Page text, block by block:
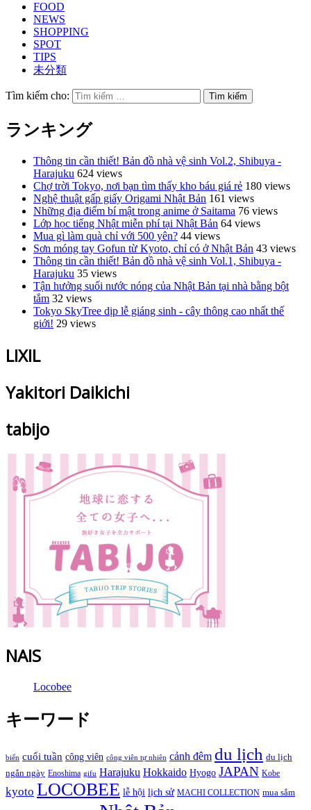
FOOD
NEWS
SHOPPING
SPOT
TIPS
未分類
Tìm kiếm cho:
ランキング
Thông tin cần thiết! Bản đồ nhà vệ sinh Vol.2, Shibuya -
Harajuku 624 views
Chợ trời Tokyo, nơi bạn tìm thấy kho báu giá rẻ 180 views
Nghệ thuật gấp giấy Origami Nhật Bản 161 views
Những địa điểm bí mật trong anime ở Saitama 76 views
Lớp học tiếng Nhật miễn phí tại Nhật Bản 64 views
Mua gì làm quà chỉ với 500 yên? 44 views
Sơn móng tay Gofun từ Kyoto, chỉ có ở Nhật Bản 43 views
Thông tin cần thiết! Bản đồ nhà vệ sinh Vol.1, Shibuya -
Harajuku 35 views
Tận hưởng suối nước nóng của Nhật Bản tại nhà bằng bột
tắm 32 views
Tokyo SkyTree dịp lễ giáng sinh - cây thông cao nhất thế
giới! 29 views
LIXIL
Yakitori Daikichi
tabijo
NAIS
Locobee
キーワード
biển cuối tuần công viên công viên tự nhiên cảnh đêm du lịch du lịch
ngắn ngày Enoshima gifu Harajuku Hokkaido Hyogo JAPAN Kobe
kyoto LOCOBEE lễ hội lịch sử MACHI COLLECTION mua sắm